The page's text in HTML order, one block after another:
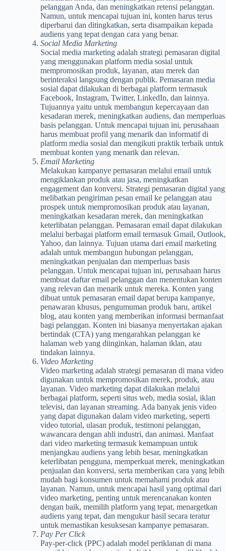
pelanggan Anda, dan meningkatkan retensi pelanggan.
Namun, untuk mencapai tujuan ini, konten harus terus
diperbarui dan ditingkatkan, serta disampaikan kepada
audiens yang tepat dengan cara yang benar.
Social Media Marketing
Social media marketing adalah strategi pemasaran digital
yang menggunakan platform media sosial untuk
mempromosikan produk, layanan, atau merek dan
berinteraksi langsung dengan publik. Pemasaran media
sosial dapat dilakukan di berbagai platform termasuk
Facebook, Instagram, Twitter, LinkedIn, dan lainnya.
Tujuannya yaitu untuk membangun kepercayaan dan
kesadaran merek, meningkatkan audiens, dan memperluas
basis pelanggan. Untuk mencapai tujuan ini, perusahaan
harus membuat profil yang menarik dan informatif di
platform media sosial dan mengikuti praktik terbaik untuk
membuat konten yang menarik dan relevan.
Email Marketing
Melakukan kampanye pemasaran melalui email untuk
mengiklankan produk atau jasa, meningkatkan
engagement dan konversi. Strategi pemasaran digital yang
melibatkan pengiriman pesan email ke pelanggan atau
prospek untuk mempromosikan produk atau layanan,
meningkatkan kesadaran merek, dan meningkatkan
keterlibatan pelanggan. Pemasaran email dapat dilakukan
melalui berbagai platform email termasuk Gmail, Outlook,
Yahoo, dan lainnya. Tujuan utama dari email marketing
adalah untuk membangun hubungan pelanggan,
meningkatkan penjualan dan memperluas basis
pelanggan. Untuk mencapai tujuan ini, perusahaan harus
membuat daftar email pelanggan dan menentukan konten
yang relevan dan menarik untuk mereka. Konten yang
dibuat untuk pemasaran email dapat berupa kampanye,
penawaran khusus, pengumuman produk baru, artikel
blog, atau konten yang memberikan informasi bermanfaat
bagi pelanggan. Konten ini biasanya menyertakan ajakan
bertindak (CTA) yang mengarahkan pelanggan ke
halaman web yang diinginkan, halaman iklan, atau
tindakan lainnya.
Video Marketing
Video marketing adalah strategi pemasaran di mana video
digunakan untuk mempromosikan merek, produk, atau
layanan. Video marketing dapat dilakukan melalui
berbagai platform, seperti situs web, media sosial, iklan
televisi, dan layanan streaming. Ada banyak jenis video
yang dapat digunakan dalam video marketing, seperti
video tutorial, ulasan produk, testimoni pelanggan,
wawancara dengan ahli industri, dan animasi. Manfaat
dari video marketing termasuk kemampuan untuk
menjangkau audiens yang lebih besar, meningkatkan
keterlibatan pengguna, memperkuat merek, meningkatkan
penjualan dan konversi, serta memberikan cara yang lebih
mudah bagi konsumen untuk memahami produk atau
layanan. Namun, untuk mencapai hasil yang optimal dari
video marketing, penting untuk merencanakan konten
dengan baik, memilih platform yang tepat, menargetkan
audiens yang tepat, dan mengukur hasil secara teratur
untuk memastikan kesuksesan kampanye pemasaran.
Pay Per Click
Pay-per-click (PPC) adalah model periklanan di mana